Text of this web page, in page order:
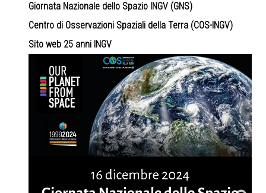
Giornata Nazionale dello Spazio INGV (GNS)
Centro di Osservazioni Spaziali della Terra (COS-INGV)
Sito web 25 anni INGV